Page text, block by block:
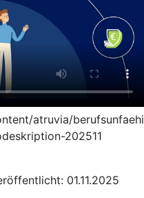
atruvia/
202511
01.11.2025